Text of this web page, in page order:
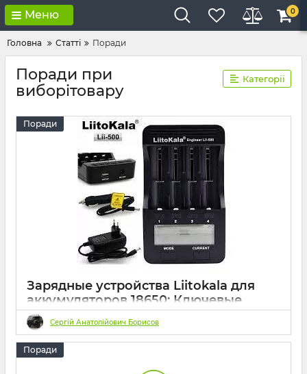
Меню 0
Головна Статті Поради
Поради при
виборітовару
Категорії
Поради
Зарядные устройства Liitokala для
аккумуляторов 18650: Ключевые
аспекты выбора и рекомендации
04 2023 0 43 хвилини
Сергій Анатолійович Борисов
Поради